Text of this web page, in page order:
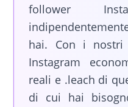
follower
hai. Con i nostri
Instagram
reali e .leach di
di cui hai